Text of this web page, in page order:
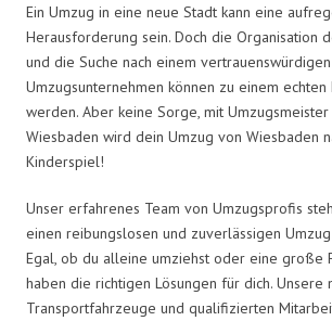
Ein Umzug in eine neue Stadt kann eine
Herausforderung sein. Doch die Organisation
und die Suche nach einem vertrauenswürdigen
Umzugsunternehmen können zu einem
werden. Aber keine Sorge, mit Umzugsmeister
Wiesbaden wird dein Umzug von Wiesbaden
Kinderspiel!
Unser erfahrenes Team von Umzugsprofis
einen reibungslosen und zuverlässigen
Egal, ob du alleine umziehst oder eine große
haben die richtigen Lösungen für dich. Unsere
Transportfahrzeuge und qualifizierten